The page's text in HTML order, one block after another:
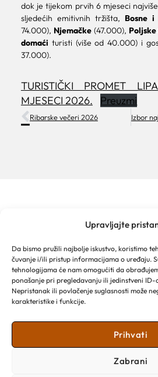
Upravljajte
Da bismo pružili najbolje iskustvo, koristimo
čuvanje i/ili pristup informacijama o uređaju.
tehnologijama će nam omogućiti da
ponašanje pri pregledavanju ili jedinstveni
Nepristanak ili povlačenje suglasnosti može
karakteristike i funkcije.
Prihvati
Zabrani
dok je tijekom prvih 6 mjeseci
sljedećih emitivnih tržišta, Bosne i
74.000), Njemačke(47.000), Poljske
domaći turisti (više od 40.000) i
37.000).
TURISTIČKI PROMET
MJESECI 2026.
Preuzmi
Ribarske večeri 2026
Franjevački put 2a
Obala kralja Tomislava 16
21 300 Makarska
Email: info@makarska-info.hr
Telefon: +385 21 612 002/+385 21